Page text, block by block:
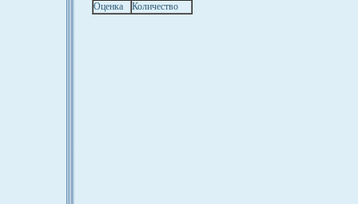
Оценка
Количество